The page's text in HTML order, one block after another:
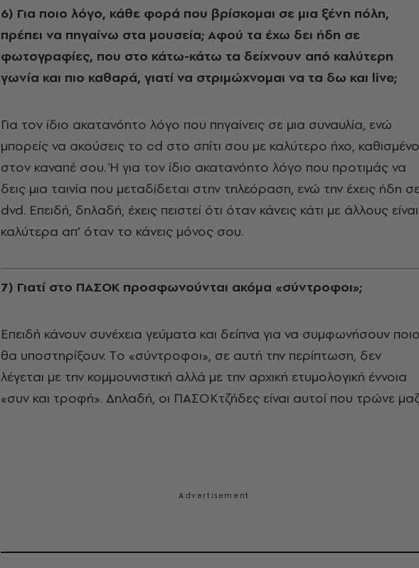
6) Για ποιο λόγο, κάθε φορά που βρίσκομαι σε μια ξένη πόλη,
πρέπει να πηγαίνω στα μουσεία; Aφού τα έχω δει ήδη σε
φωτογραφίες, που στο κάτω-κάτω τα δείχνουν από καλύτερη
γωνία και πιο καθαρά, γιατί να στριμώχνομαι να τα δω και live;
Για τον ίδιο ακατανόητο λόγο που πηγαίνεις σε μια συναυλία, ενώ
μπορείς να ακούσεις το cd στο σπίτι σου με καλύτερο ήχο,
στον καναπέ σου. Ή για τον ίδιο ακατανόητο λόγο που προτιμάς να
δεις μια ταινία που μεταδίδεται στην τηλεόραση, ενώ την έχεις ήδη
dvd. Eπειδή, δηλαδή, έχεις πειστεί ότι όταν κάνεις κάτι με άλλους είναι
καλύτερα απ’ όταν το κάνεις μόνος σου.
7) Γιατί στο ΠAΣOK προσφωνούνται ακόμα «σύντροφοι»;
Eπειδή κάνουν συνέχεια γεύματα και δείπνα για να συμφωνήσουν
θα υποστηρίξουν. Tο «σύντροφοι», σε αυτή την περίπτωση, δεν
λέγεται με την κομμουνιστική αλλά με την αρχική ετυμολογική έννοια
«συν και τροφή». Δηλαδή, οι ΠAΣOKτζήδες είναι αυτοί που τρώνε